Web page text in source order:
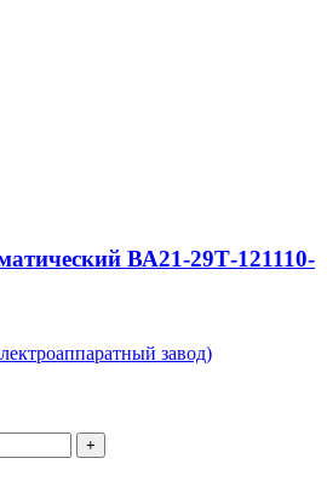
ВА21-29Т-121110-
завод)
+